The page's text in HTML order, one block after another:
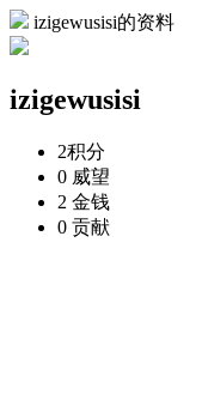
izigewusisi的资料
izigewusisi
2积分
0 威望
2 金钱
0 贡献